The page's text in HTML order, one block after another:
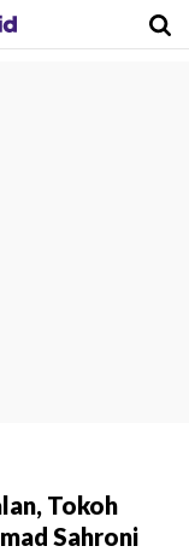
Tokoh
Sahroni